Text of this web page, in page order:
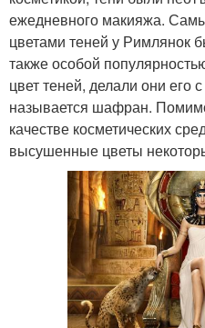
ежедневного макияжа.
цветами теней у Римлянок
также особой
цвет теней, делали они его
называется шафран.
качестве косметических
высушенные цветы